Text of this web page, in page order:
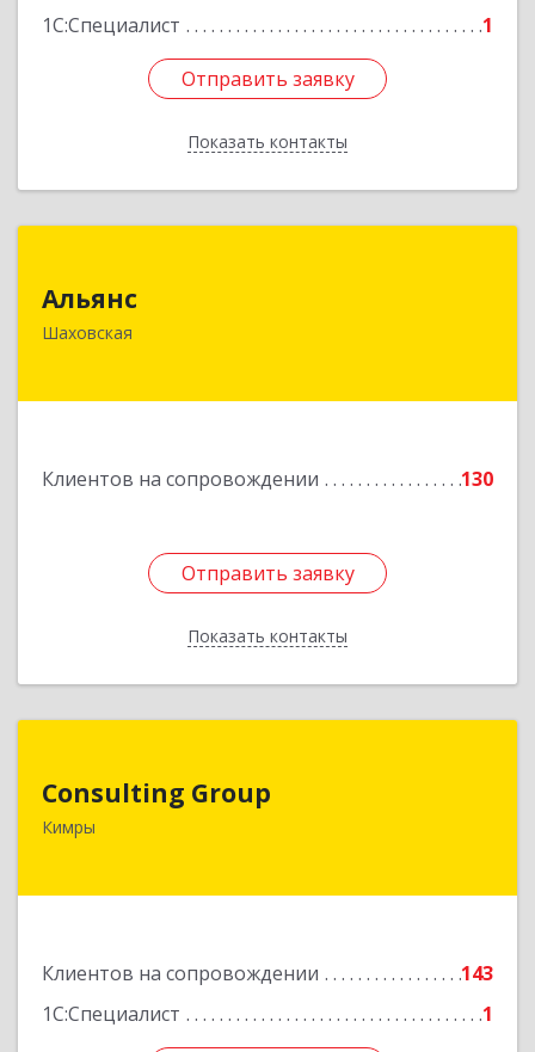
1С:Специалист
1
Отправить заявку
Показать контакты
Отправить заявку
Назад
Альянс
Шаховская
Клиентов на сопровождении 130
Отправить заявку
Показать контакты
рп.Шаховская, ул.1-я Советская, дом № 44
Подробнее
Отправить заявку
Назад
Consulting Group
Кимры
Клиентов на сопровождении
143
1С:Специалист
1
171507, Тверская обл, Кимры г, Малая Садовая
Подробнее